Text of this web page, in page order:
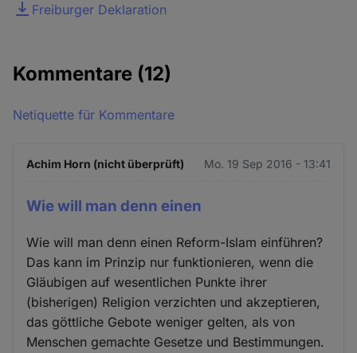
DateiFreiburger Deklaration
Kommentare (12)
Netiquette für Kommentare
Achim Horn (nicht überprüft) Mo. 19 Sep 2016 - 13:41
Wie will man denn einen
Wie will man denn einen Reform-Islam einführen?
Das kann im Prinzip nur funktionieren, wenn die
Gläubigen auf wesentlichen Punkte ihrer
(bisherigen) Religion verzichten und akzeptieren,
das göttliche Gebote weniger gelten, als von
Menschen gemachte Gesetze und Bestimmungen.